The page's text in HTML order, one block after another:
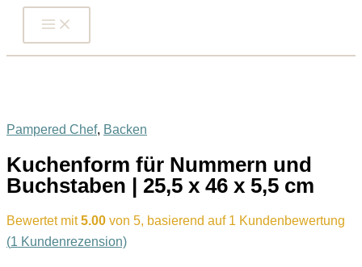
springen
Pampered Chef, Backen
Kuchenform für Nummern und
Buchstaben | 25,5 x 46 x 5,5 cm
Bewertet mit5.00 von 5, basierend auf 1 Kundenbewertung
(1 Kundenrezension)